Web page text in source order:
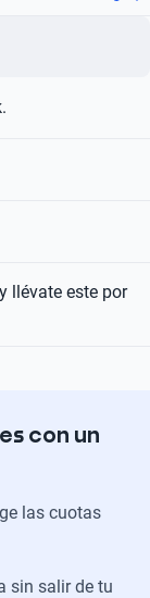
llévate este por
con un
las cuotas
sin salir de tu